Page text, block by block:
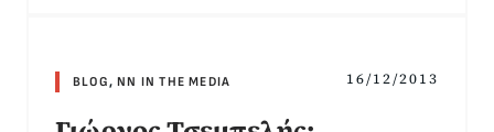
BLOG,NN IN THE MEDIA 16/12/2013